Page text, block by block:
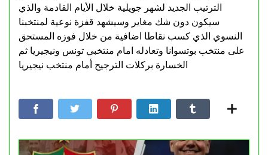
الترتيب الجديد لشهر جويلية خلال الأيام القادمة والذي
سيكون دون شك مغاير وسيشهد قفزة نوعية لمنتخبنا
النسوي الذي كسب نقاطا اضافية من خلال فوزه المستحق
على منتخب بوتسوانا وتعادله امام منتخبي تونس ونيجيريا ثم
الخسارة بركلات الترجيح أمام منتخب نيجيريا